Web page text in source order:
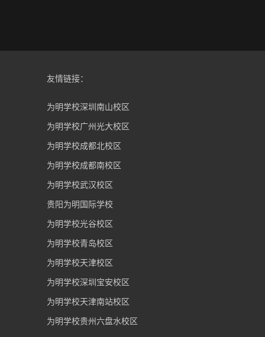
友情链接：
为明学校深圳南山校区
为明学校广州光大校区
为明学校成都北校区
为明学校成都南校区
为明学校武汉校区
贵阳为明国际学校
为明学校光谷校区
为明学校青岛校区
为明学校天津校区
为明学校深圳宝安校区
为明学校天津南站校区
为明学校贵州六盘水校区